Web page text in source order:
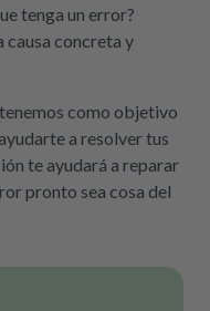
tenga un error?
causa concreta y
como objetivo
a resolver tus
te ayudará a reparar
pronto sea cosa del